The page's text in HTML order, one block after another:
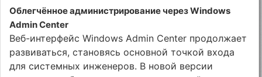
Облегчённое администрирование через Windows
Admin Center
Веб-интерфейс Windows Admin Center продолжает
развиваться, становясь основной точкой входа
для системных инженеров. В новой версии